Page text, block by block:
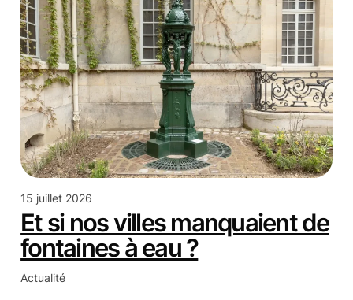
15 juillet 2026
Et si nos villes manquaient de
fontaines à eau ?
Actualité